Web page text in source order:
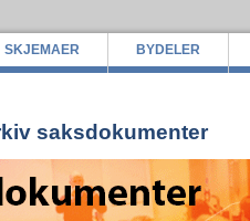
SKJEMAER BYDELER
saksdokumenter